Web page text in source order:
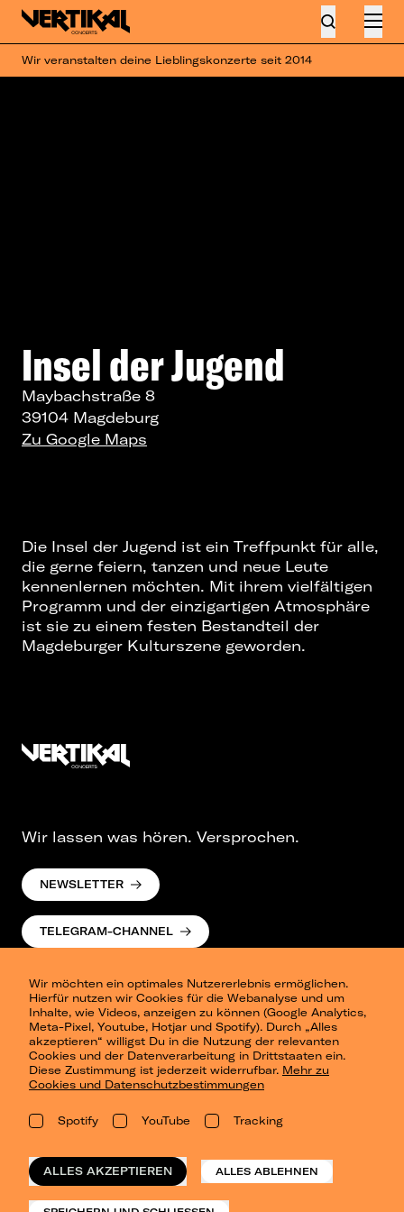
Wir veranstalten deine Lieblingskonzerte seit 2014
Insel der Jugend
Maybachstraße 8
39104 Magdeburg
Zu Google Maps
Die Insel der Jugend ist ein Treffpunkt für alle,
die gerne feiern, tanzen und neue Leute
kennenlernen möchten. Mit ihrem vielfältigen
Programm und der einzigartigen Atmosphäre
ist sie zu einem festen Bestandteil der
Magdeburger Kulturszene geworden.
Wir möchten ein optimales Nutzererlebnis ermöglichen.
Hierfür nutzen wir Cookies für die Webanalyse und um
Inhalte, wie Videos, anzeigen zu können (Google Analytics,
Meta-Pixel, Youtube, Hotjar und Spotify). Durch „Alles
akzeptieren“ willigst Du in die Nutzung der relevanten
Cookies und der Datenverarbeitung in Drittstaaten ein.
Diese Zustimmung ist jederzeit widerrufbar. Mehr zu
Cookies und Datenschutzbestimmungen
Spotify YouTube Tracking
ALLES AKZEPTIEREN ALLES ABLEHNEN
Wir lassen was hören. Versprochen.
NEWSLETTER
TELEGRAM-CHANNEL
Presse
Berlin
Dresden
Leipzig
Konzertsommer Petersberg
Vergangene Shows
o_team
Datenschutz